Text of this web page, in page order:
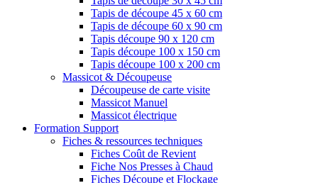
Tapis de découpe 45 x 60 cm
Tapis de découpe 60 x 90 cm
Tapis découpe 90 x 120 cm
Tapis découpe 100 x 150 cm
Tapis découpe 100 x 200 cm
Massicot & Découpeuse
Découpeuse de carte visite
Massicot Manuel
Massicot électrique
Formation Support
Fiches & ressources techniques
Fiches Coût de Revient
Fiche Nos Presses à Chaud
Fiches Découpe et Flockage